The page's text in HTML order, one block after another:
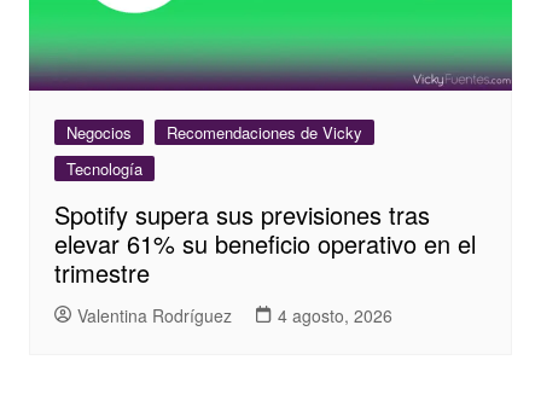
Negocios
Recomendaciones de Vicky
Tecnología
Spotify supera sus previsiones tras
elevar 61% su beneficio operativo en el
trimestre
Valentina Rodríguez 4 agosto, 2026